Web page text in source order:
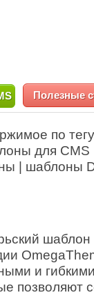
Полезные
по
для CMS
| шаблоны
шаблон
и
позволяют